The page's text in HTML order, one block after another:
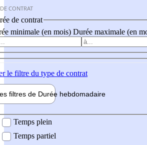
CONTRAT
de contrat
minimale (en mois) Durée maximale (en
le filtre du type de contrat
filtres de Durée hebdomadaire
Temps plein
Temps partiel